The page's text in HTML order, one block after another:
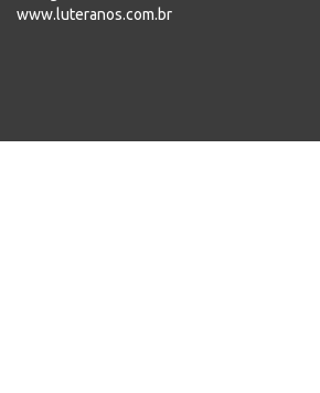
www.luteranos.com.br